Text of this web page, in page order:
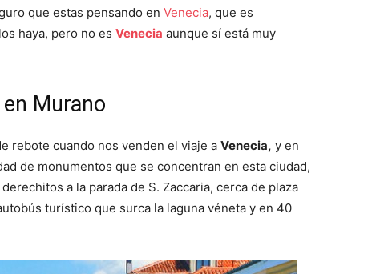
que estas pensando en Venecia, que es
haya, pero no es Venecia aunque sí está muy
Murano
rebote cuando nos venden el viaje a Venecia, y en
de monumentos que se concentran en esta ciudad,
a la parada de S. Zaccaria, cerca de plaza
turístico que surca la laguna véneta y en 40